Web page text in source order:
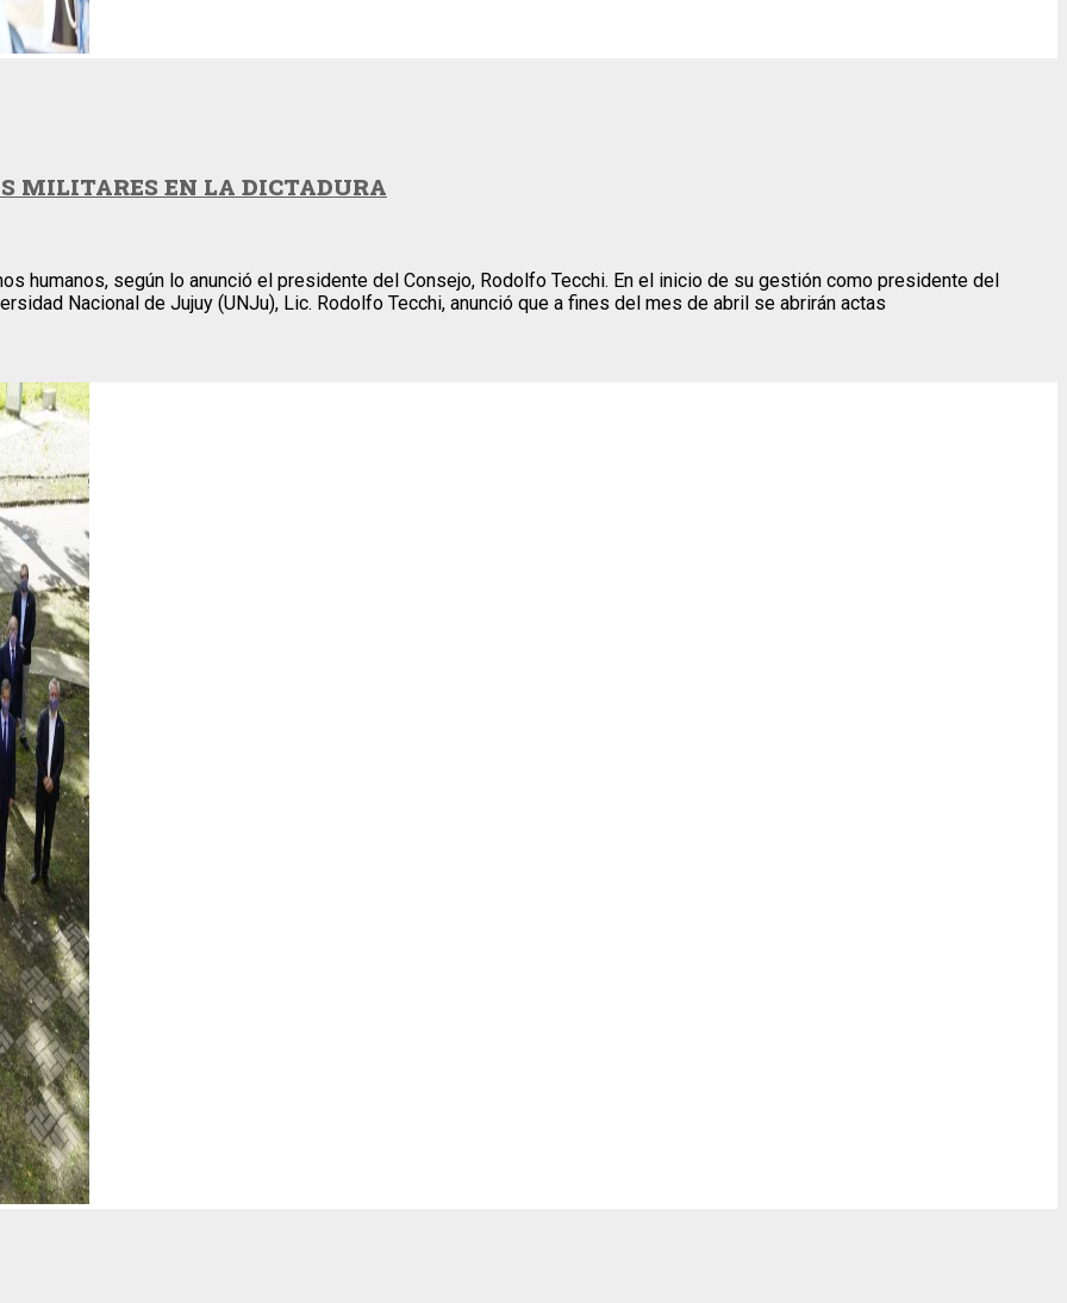
MILITARES EN LA DICTADURA
humanos, según lo anunció el presidente del Consejo, Rodolfo Tecchi. En el inicio de su gestión como presidente del
Nacional de Jujuy (UNJu), Lic. Rodolfo Tecchi, anunció que a fines del mes de abril se abrirán actas